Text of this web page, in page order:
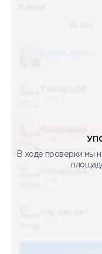
В ходе проверки мы